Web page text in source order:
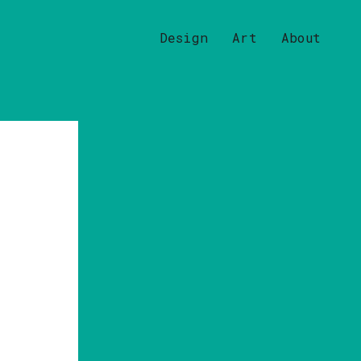
Design Art About